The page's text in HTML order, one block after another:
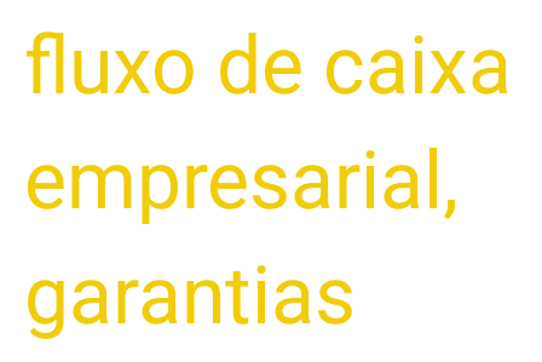
fluxo de caixa
empresarial ,
garantias